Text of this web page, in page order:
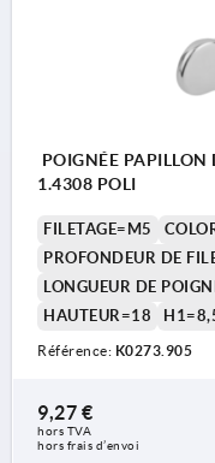
POIGNÉE
1.4308 POLI
FILETAGE=M5
PROFONDEUR DE
LONGUEUR DE
HAUTEUR=18
Référence: K0273.905
9,27 €
hors TVA
hors frais d’envoi